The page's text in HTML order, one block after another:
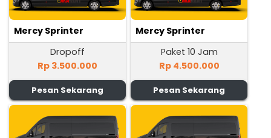
Mercy Sprinter
Dropoff
Rp 3.500.000
Pesan Sekarang
Mercy Sprinter
Paket 10 Jam
Rp 4.500.000
Pesan Sekarang